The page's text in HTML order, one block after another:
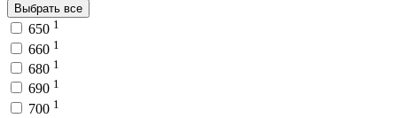
Выбрать все
650 1
660 1
680 1
690 1
700 1